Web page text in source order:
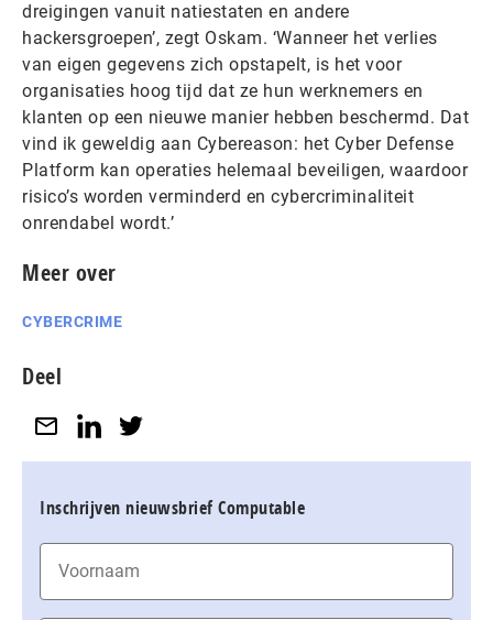
dreigingen vanuit natiestaten en andere
hackersgroepen’, zegt Oskam. ‘Wanneer het verlies
van eigen gegevens zich opstapelt, is het voor
organisaties hoog tijd dat ze hun werknemers en
klanten op een nieuwe manier hebben beschermd. Dat
vind ik geweldig aan Cybereason: het Cyber Defense
Platform kan operaties helemaal beveiligen, waardoor
risico’s worden verminderd en cybercriminaliteit
onrendabel wordt.’
Meer over
CYBERCRIME
Deel
Inschrijven nieuwsbrief Computable